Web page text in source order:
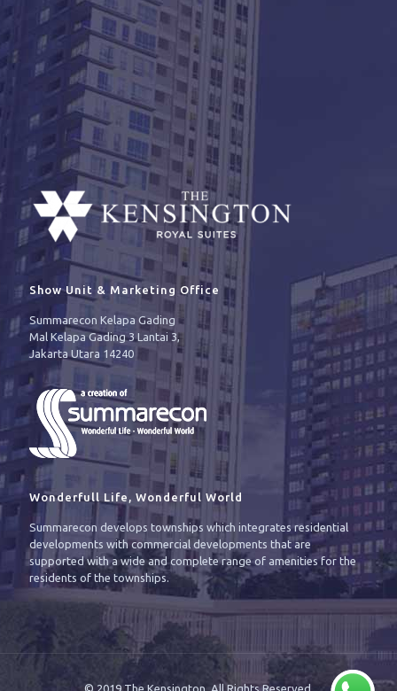
Show Unit & Marketing Office
Summarecon Kelapa Gading
Mal Kelapa Gading 3 Lantai 3,
Jakarta Utara 14240
Wonderfull Life, Wonderful World
Summarecon develops townships which integrates residential
developments with commercial developments that are
supported with a wide and complete range of amenities for the
residents of the townships.
© 2019 The Kensington. All Rights Reserved.